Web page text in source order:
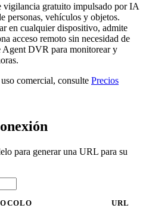
gratuito impulsado por IA
personas, vehículos y objetos.
en cualquier dispositivo, admite
acceso remoto sin necesidad de
Agent DVR para monitorear y
comercial, consulte Precios
para generar una URL para su
URL